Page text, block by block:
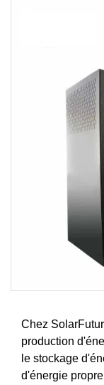
Chez
production
le stockage
d'énergie